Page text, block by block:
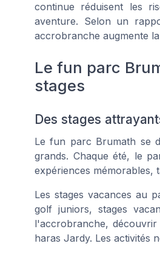
continue réduisent les
aventure. Selon un
accrobranche augmente
Le fun parc
stages
Des stages
Le fun parc Brumath se
grands. Chaque été, le
expériences mémorables,
Les stages vacances au
golf juniors, stages
l'accrobranche,
haras Jardy. Les activités